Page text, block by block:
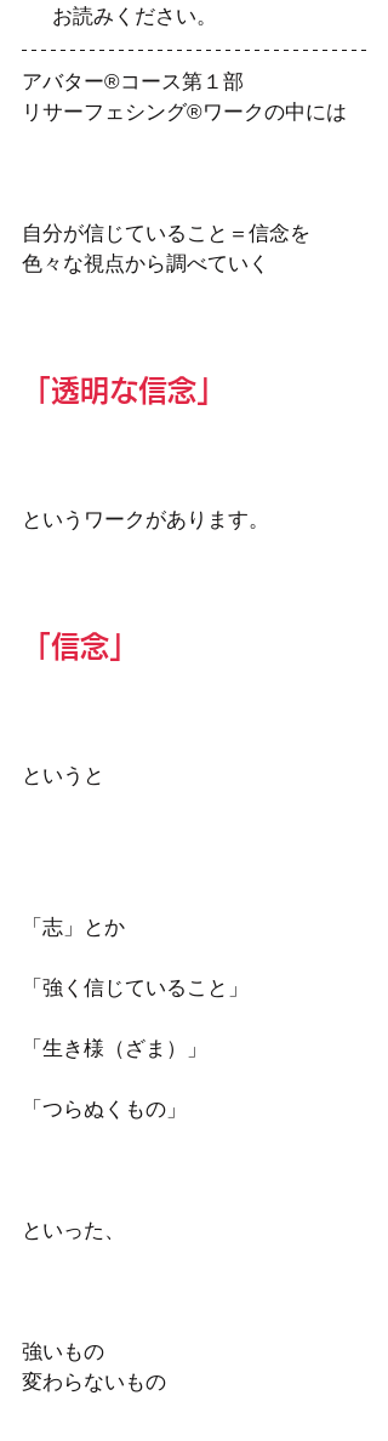
     お読みください。
アバター®コース第１部
リサーフェシング®ワークの中には
自分が信じていること＝信念を
色々な視点から調べていく
「透明な信念」
というワークがあります。
「信念」
というと
「志」とか
「強く信じていること」
「生き様（ざま）」
「つらぬくもの」
といった、
強いもの
変わらないもの